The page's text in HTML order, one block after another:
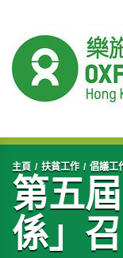
開始主要內容
主頁 扶貧工作 倡議工
第五
係」